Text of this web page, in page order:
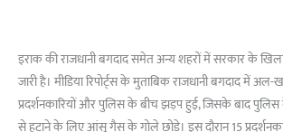
इराक की राजधानी बगदाद समेत अन्य शहरों में सरकार के
जारी है। मीडिया रिपोर्ट्स के मुताबिक राजधानी बगदाद में
प्रदर्शनकारियों और पुलिस के बीच झड़प हुई, जिसके बाद पुलिस ने
से हटाने के लिए आंसू गैस के गोले छोड़े। इस दौरान 15